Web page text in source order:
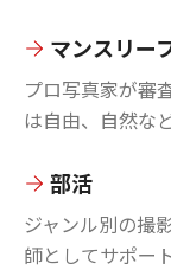
マンスリー
プロ写真家が審
は自由、自然な
部活
ジャンル別の撮
師としてサポート